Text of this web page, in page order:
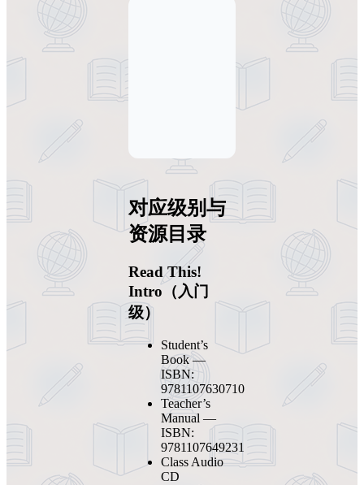
对应级别与
资源目录
Read This!
Intro（入门
级）
Student’s
Book —
ISBN:
9781107630710
Teacher’s
Manual —
ISBN:
9781107649231
Class Audio
CD